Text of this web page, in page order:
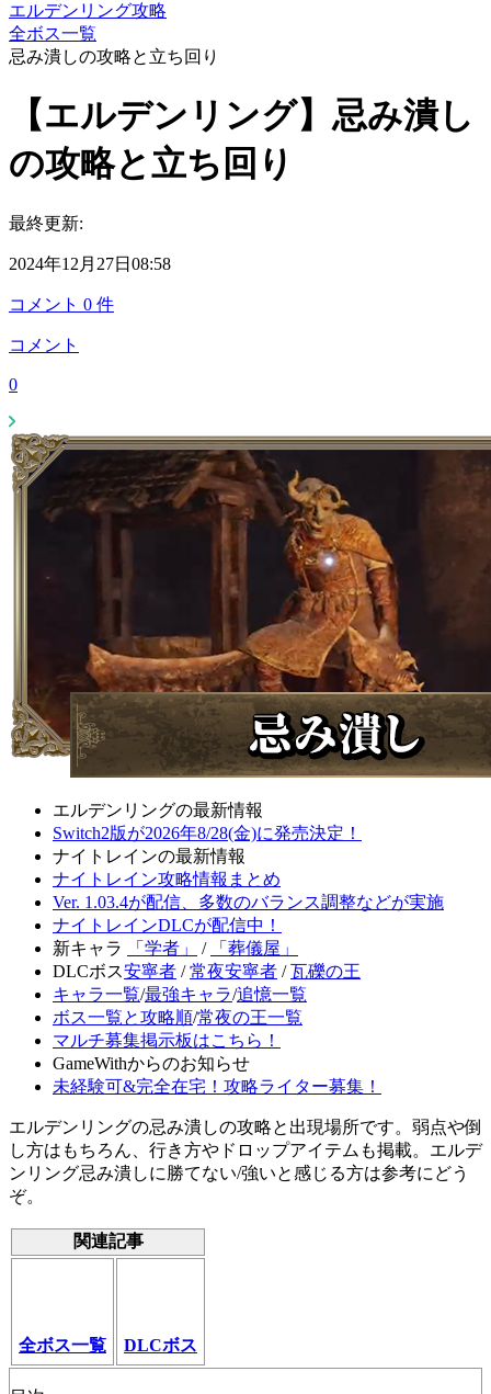
エルデンリング攻略
全ボス一覧
忌み潰しの攻略と立ち回り
【エルデンリング】忌み潰し
の攻略と立ち回り
最終更新:
2024年12月27日08:58
コメント 0 件
コメント
0
エルデンリングの最新情報
Switch2版が2026年8/28(金)に発売決定！
ナイトレインの最新情報
ナイトレイン攻略情報まとめ
Ver. 1.03.4が配信、多数のバランス調整などが実施
ナイトレインDLCが配信中！
新キャラ
「学者」 /
「葬儀屋」
DLCボス安寧者 /常夜安寧者 /瓦礫の王
キャラ一覧/最強キャラ/追憶一覧
ボス一覧と攻略順/常夜の王一覧
マルチ募集掲示板はこちら！
GameWithからのお知らせ
未経験可&完全在宅！攻略ライター募集！
エルデンリングの忌み潰しの攻略と出現場所です。弱点や倒
し方はもちろん、行き方やドロップアイテムも掲載。エルデ
ンリング忌み潰しに勝てない/強いと感じる方は参考にどう
ぞ。
関連記事
全ボス一覧 DLCボス